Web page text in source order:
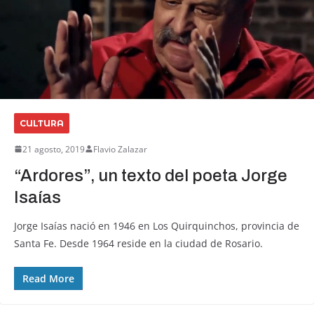
CULTURA
21 agosto, 2019 Flavio Zalazar
“Ardores”, un texto del poeta Jorge
Isaías
Jorge Isaías nació en 1946 en Los Quirquinchos, provincia de
Santa Fe. Desde 1964 reside en la ciudad de Rosario.
Read More